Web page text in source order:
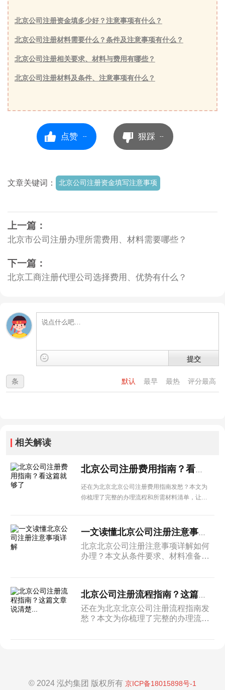
北京公司注册资金填多少好？注意事项有什么？
北京公司注册材料需要什么？条件及注意事项有什么？
北京公司注册相关要求、材料与费用有哪些？
北京公司注册材料及条件、注意事项有什么？
点赞 -- 狠踩 --
文章关键词： 北京公司注册资金填写注意事项
上一篇：
北京市公司注册办理所需费用、材料需要哪些？
下一篇：
北京工商注册代理公司选择费用、优势有什么？
提交
默认 最早 最热 评分最高
条
相关解读
还在为北京北京公司注册费用指南发愁？本文为
你梳理了完整的办理流程和所需材料清单，让企
一文读懂北京公司注册注意事项详解
北京北京公司注册注意事项详解如何
办理？本文从条件要求、材料准备到
还在为北京北京公司注册流程指南发
愁？本文为你梳理了完整的办理流程
© 2024 泓灼集团 版权所有 京ICP备18015898号-1